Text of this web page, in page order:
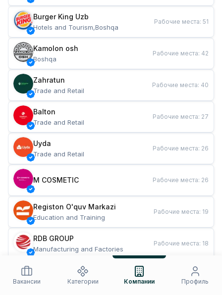
Burger King Uzb
Hotels and Tourism,Boshqa
Рабочие места: 51
Kamolon osh
Boshqa
Рабочие места: 42
Zahratun
Trade and Retail
Рабочие места: 40
Balton
Trade and Retail
Рабочие места: 27
Uyda
Trade and Retail
Рабочие места: 26
M COSMETIC Рабочие места: 26
Registon O'quv Markazi
Education and Training
Рабочие места: 19
RDB GROUP
Manufacturing and Factories
Рабочие места: 18
Restaurants and Fast Food
Рабочие места
Вакансии
Категории Компании Профиль